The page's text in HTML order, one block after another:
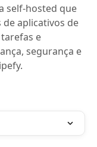
self-hosted que
de aplicativos de
e
segurança e